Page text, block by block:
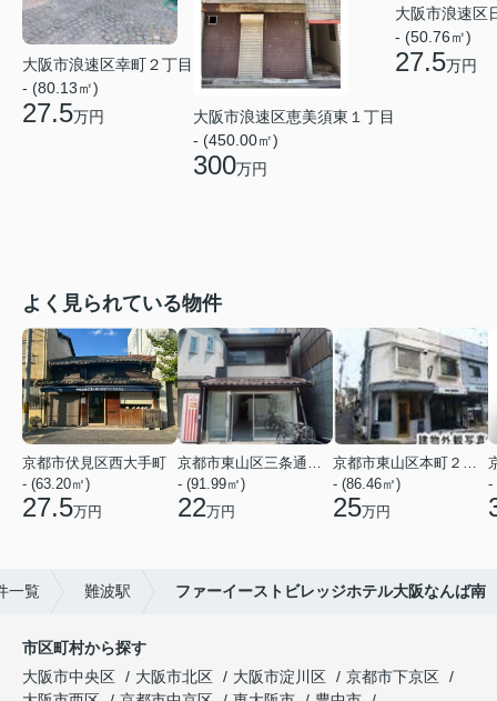
大阪市浪速区幸町２丁目
- (80.13㎡)
27.5万円
大阪市浪速区恵美須東１丁目
- (450.00㎡)
300万円
大阪市浪速区
- (50.76㎡)
27.5万円
よく見られている物件
京都市伏見区西大手町
- (63.20㎡)
27.5万円
- (91.99㎡)
22万円
- (86.46㎡)
25万円
-
一覧 難波駅 ファーイーストビレッジホテル大阪なんば南
市区町村から探す
大阪市中央区
大阪市北区 大阪市淀川区
京都市下京区